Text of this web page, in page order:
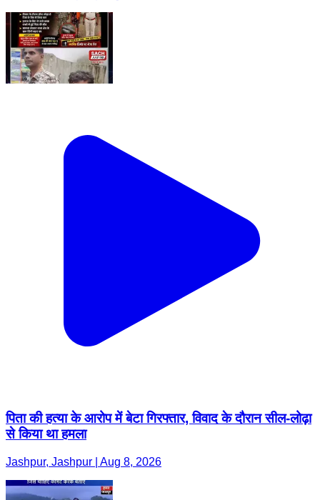
पिता की हत्या के आरोप में बेटा गिरफ्तार, विवाद के दौरान सील-लोढ़ा
से किया था हमला
Jashpur, Jashpur | Aug 8, 2026